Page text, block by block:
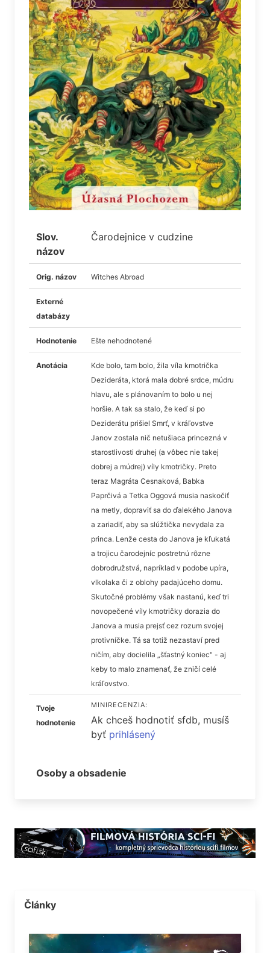
Slov.
názov
Čarodejnice v cudzine
Orig. názov Witches Abroad
Externé
databázy
Hodnotenie Ešte nehodnotené
Anotácia
Kde bolo, tam bolo, žila víla kmotrička
Dezideráta, ktorá mala dobré srdce, múdru
hlavu, ale s plánovaním to bolo u nej
horšie. A tak sa stalo, že keď si po
Deziderátu prišiel Smrť, v kráľovstve
Janov zostala nič netušiaca princezná v
starostlivosti druhej (a vôbec nie takej
dobrej a múdrej) víly kmotričky. Preto
teraz Magráta Cesnaková, Babka
Paprčivá a Tetka Oggová musia naskočiť
na metly, dopraviť sa do ďalekého Janova
a zariadiť, aby sa slúžtička nevydala za
princa. Lenže cesta do Janova je kľukatá
a trojicu čarodejníc postretnú rôzne
dobrodružstvá, napríklad v podobe upíra,
vlkolaka či z oblohy padajúceho domu.
Skutočné problémy však nastanú, keď tri
novopečené víly kmotričky dorazia do
Janova a musia prejsť cez rozum svojej
protivníčke. Tá sa totiž nezastaví pred
ničím, aby docielila „šťastný koniec" - aj
keby to malo znamenať, že zničí celé
kráľovstvo.
Tvoje
hodnotenie
MINIRECENZIA:
Ak chceš hodnotiť sfdb, musíš
byť prihlásený
Osoby a obsadenie
Články